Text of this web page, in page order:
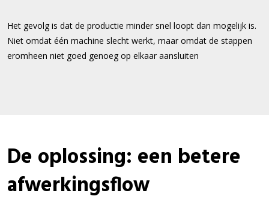
Het gevolg is dat de productie minder snel loopt dan mogelijk is.
Niet omdat één machine slecht werkt, maar omdat de stappen
eromheen niet goed genoeg op elkaar aansluiten
De oplossing: een betere
afwerkingsflow